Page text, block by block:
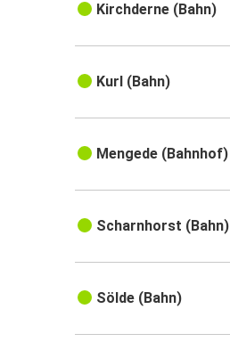
Kirchderne (Bahn)
Kurl (Bahn)
Mengede (Bahnhof)
Scharnhorst (Bahn)
Sölde (Bahn)